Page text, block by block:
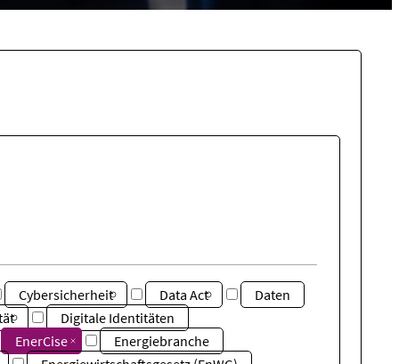
Cybersicherheit Data Act
Daten
Digitale Identitäten
EnerCise
Energiebranche